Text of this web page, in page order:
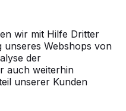
wir mit Hilfe Dritter
unseres Webshops von
der
auch weiterhin
unserer Kunden